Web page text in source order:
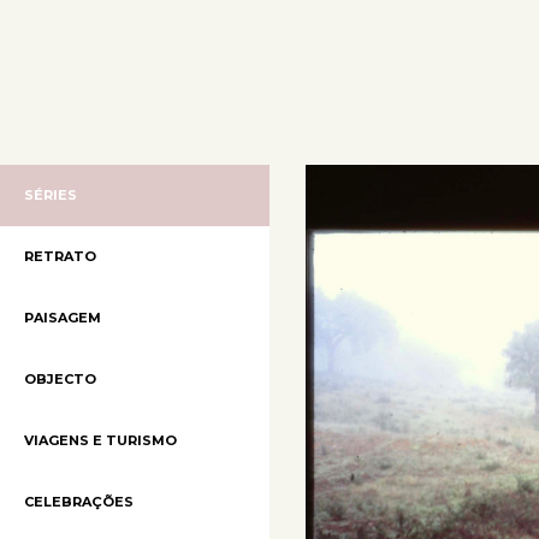
SÉRIES
RETRATO
PAISAGEM
OBJECTO
VIAGENS E TURISMO
CELEBRAÇÕES